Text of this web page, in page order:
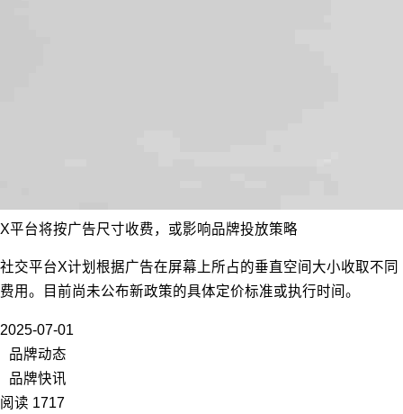
X平台将按广告尺寸收费，或影响品牌投放策略
社交平台X计划根据广告在屏幕上所占的垂直空间大小收取不同
费用。目前尚未公布新政策的具体定价标准或执行时间。
2025-07-01
品牌动态
品牌快讯
阅读 1717